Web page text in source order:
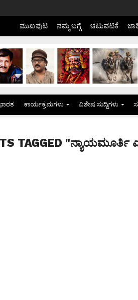
ಮುಖಪುಟ ನಮ್ಮ ಬಗ್ಗೆ ಚಟುವಟಿಕೆ
ಕಾರ್ಯಕ್ರಮಗಳು ವಿಶೇಷ ಸುದ್ದಿಗಳು
TAGGED "ನ್ಯಾಯಮೂರ್ತಿ